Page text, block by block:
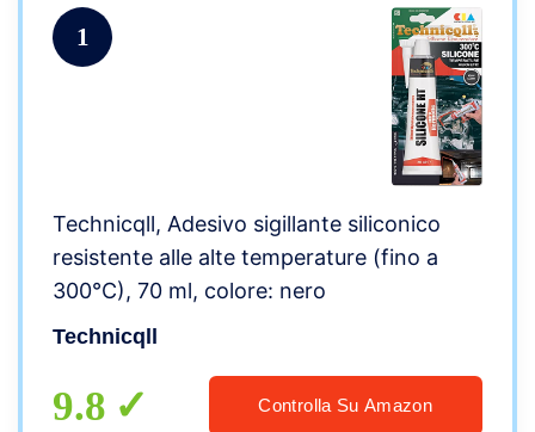
1
Technicqll, Adesivo sigillante siliconico
resistente alle alte temperature (fino a
300°C), 70 ml, colore: nero
Technicqll
9.8 Controlla Su Amazon